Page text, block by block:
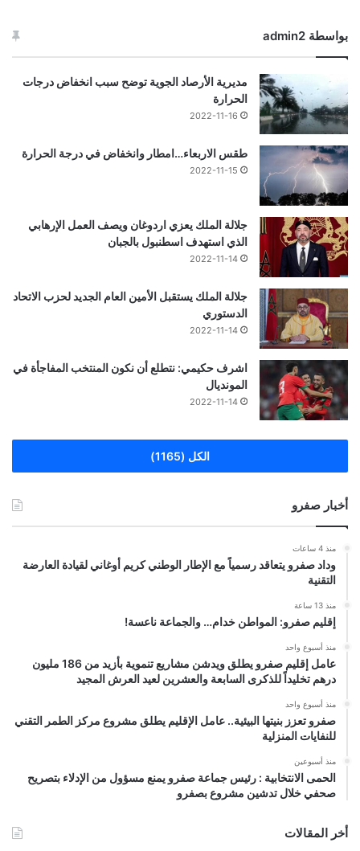
بواسطة admin2
مديرية الأرصاد الجوية توضح سبب انخفاض درجات
الحرارة
2022-11-16
طقس الاربعاء…امطار وانخفاض في درجة الحرارة
2022-11-15
جلالة الملك يعزي اردوغان ويصف العمل الإرهابي
الذي استهدف اسطنبول بالجبان
2022-11-14
جلالة الملك يستقبل الأمين العام الجديد لحزب الاتحاد
الدستوري
2022-11-14
اشرف حكيمي: نتطلع أن نكون المنتخب المفاجأة في
المونديال
2022-11-14
الكل (1165)
أخبار صفرو
منذ 4 ساعات
وداد صفرو يتعاقد رسمياً مع الإطار الوطني كريم أوغاني لقيادة العارضة
التقنية
منذ 13 ساعة
إقليم صفرو: المواطن خدام… والجماعة ناعسة!
منذ أسبوع واحد
عامل إقليم صفرو يطلق ويدشن مشاريع تنموية بأزيد من 186 مليون
درهم تخليداً للذكرى السابعة والعشرين لعيد العرش المجيد
منذ أسبوع واحد
صفرو تعزز بنيتها البيئية.. عامل الإقليم يطلق مشروع مركز الطمر التقني
للنفايات المنزلية
منذ أسبوعين
الحمى الانتخابية : رئيس جماعة صفرو يمنع مسؤول من الإدلاء بتصريح
صحفي خلال تدشين مشروع بصفرو
أخر المقالات